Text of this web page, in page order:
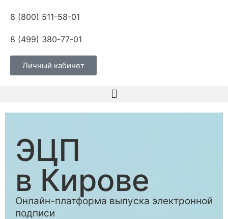
8 (800) 511-58-01
8 (499) 380-77-01
Личный кабинет
ЭЦП
в Кирове
Онлайн-платформа выпуска электронной
подписи